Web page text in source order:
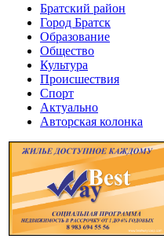
Братский район
Город Братск
Образование
Общество
Культура
Происшествия
Спорт
Актуально
Авторская колонка